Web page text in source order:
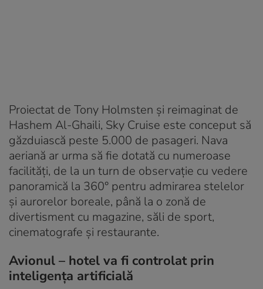
Proiectat de Tony Holmsten și reimaginat de
Hashem Al-Ghaili, Sky Cruise este conceput să
găzduiască peste 5.000 de pasageri. Nava
aeriană ar urma să fie dotată cu numeroase
facilități, de la un turn de observație cu vedere
panoramică la 360° pentru admirarea stelelor
și aurorelor boreale, până la o zonă de
divertisment cu magazine, săli de sport,
cinematografe și restaurante.
Avionul – hotel va fi controlat prin
inteligența artificială